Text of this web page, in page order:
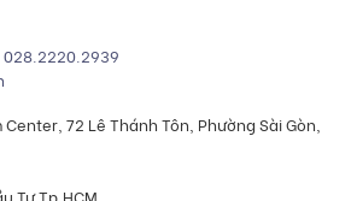
028.2220.2939
72 Lê Thánh Tôn, Phường Sài Gòn,
Tư Tp.HCM